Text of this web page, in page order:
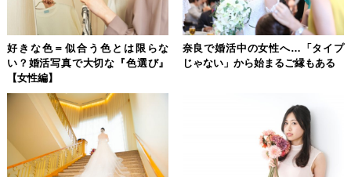
好きな色＝似合う色とは限らな
い？婚活写真で大切な『色選び』
【女性編】
奈良で婚活中の女性へ…「タイプ
じゃない」から始まるご縁もある